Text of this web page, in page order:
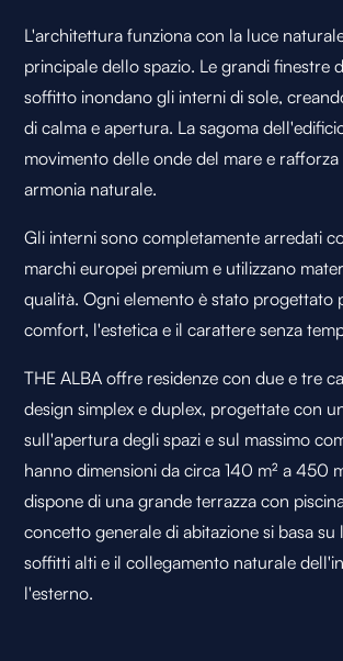
L'architettura funziona con la luce
principale dello spazio. Le grandi finestre
soffitto inondano gli interni di sole,
di calma e apertura. La sagoma
movimento delle onde del mare e rafforza
armonia naturale.
Gli interni sono completamente arredati
marchi europei premium e utilizzano
qualità. Ogni elemento è stato progettato
comfort, l'estetica e il carattere senza
THE ALBA offre residenze con due e tre
design simplex e duplex, progettate con
sull'apertura degli spazi e sul massimo
hanno dimensioni da circa 140 m² a 450
dispone di una grande terrazza con
concetto generale di abitazione si basa su
soffitti alti e il collegamento naturale
l'esterno.